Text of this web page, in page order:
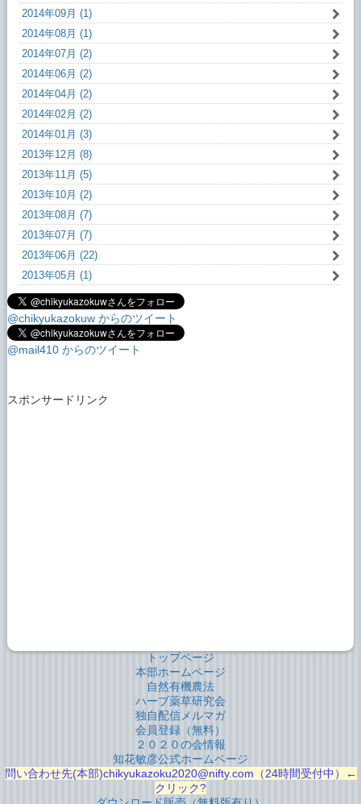
2014年09月 (1)
2014年08月 (1)
2014年07月 (2)
2014年06月 (2)
2014年04月 (2)
2014年02月 (2)
2014年01月 (3)
2013年12月 (8)
2013年11月 (5)
2013年10月 (2)
2013年08月 (7)
2013年07月 (7)
2013年06月 (22)
2013年05月 (1)
@chikyukazokuw からのツイート
@mail410 からのツイート
スポンサードリンク
トップページ
本部ホームページ
自然有機農法
ハーブ薬草研究会
独自配信メルマガ
会員登録（無料）
２０２０の会情報
知花敏彦公式ホームページ
問い合わせ先(本部)chikyukazoku2020@nifty.com（24時間受付中）←
クリック?